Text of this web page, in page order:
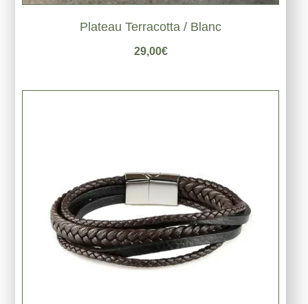
Plateau Terracotta / Blanc
29,00€